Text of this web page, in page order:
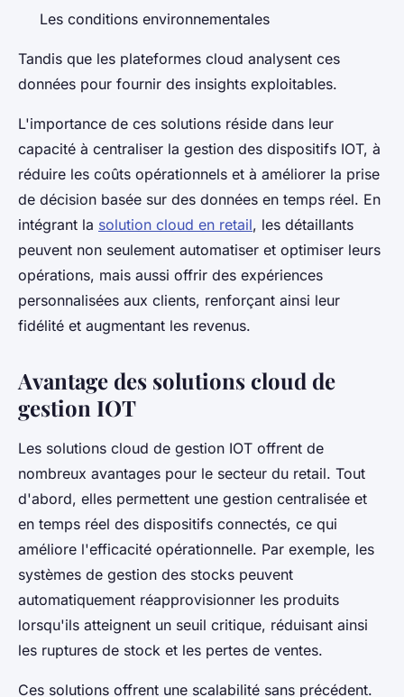
Les conditions environnementales
Tandis que les plateformes cloud analysent ces
données pour fournir des insights exploitables.
L'importance de ces solutions réside dans leur
capacité à centraliser la gestion des dispositifs IOT, à
réduire les coûts opérationnels et à améliorer la prise
de décision basée sur des données en temps réel. En
intégrant la solution cloud en retail, les détaillants
peuvent non seulement automatiser et optimiser leurs
opérations, mais aussi offrir des expériences
personnalisées aux clients, renforçant ainsi leur
fidélité et augmentant les revenus.
Avantage des solutions cloud de
gestion IOT
Les solutions cloud de gestion IOT offrent de
nombreux avantages pour le secteur du retail. Tout
d'abord, elles permettent une gestion centralisée et
en temps réel des dispositifs connectés, ce qui
améliore l'efficacité opérationnelle. Par exemple, les
systèmes de gestion des stocks peuvent
automatiquement réapprovisionner les produits
lorsqu'ils atteignent un seuil critique, réduisant ainsi
les ruptures de stock et les pertes de ventes.
Ces solutions offrent une scalabilité sans précédent.